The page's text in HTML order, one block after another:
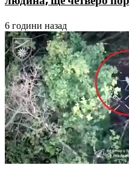
6 години назад